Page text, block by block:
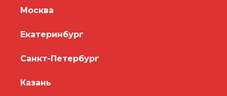
Москва
Екатеринбург
Санкт-Петербург
Казань